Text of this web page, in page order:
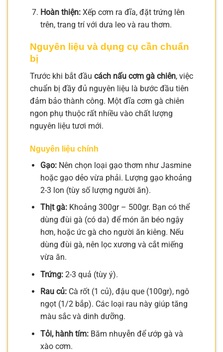
Hoàn thiện:Xếp cơm ra đĩa, đặt trứng lên
trên, trang trí với dưa leo và rau thơm.
Nguyên liệu và dụng cụ cần chuẩn
bị
Trước khi bắt đầu cách nấu cơm gà chiên, việc
chuẩn bị đầy đủ nguyên liệu là bước đầu tiên
đảm bảo thành công. Một đĩa cơm gà chiên
ngon phụ thuộc rất nhiều vào chất lượng
nguyên liệu tươi mới.
Nguyên liệu chính
Gạo:Nên chọn loại gạo thơm như Jasmine
hoặc gạo dẻo vừa phải. Lượng gạo khoảng
2-3 lon (tùy số lượng người ăn).
Thịt gà:Khoảng 300gr – 500gr. Bạn có thể
dùng đùi gà (có da) để món ăn béo ngậy
hơn, hoặc ức gà cho người ăn kiêng. Nếu
dùng đùi gà, nên lọc xương và cắt miếng
vừa ăn.
Trứng:2-3 quả (tùy ý).
Rau củ:Cà rốt (1 củ), đậu que (100gr), ngô
ngọt (1/2 bắp). Các loại rau này giúp tăng
màu sắc và dinh dưỡng.
Tỏi, hành tím:Băm nhuyễn để ướp gà và
xào cơm.